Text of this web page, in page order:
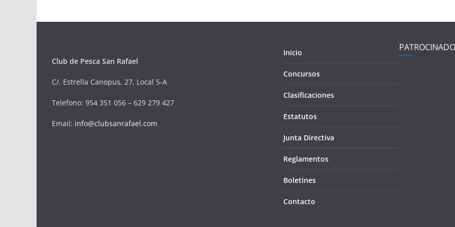
Club de Pesca San Rafael
C/. Estrella Canopus, 27, Local 5-A
Telefono: 954 351 056 – 629 279 427
Email: info@clubsanrafael.com
Inicio
Concursos
Clasificaciones
Estatutos
Junta Directiva
Reglamentos
Boletines
Contacto